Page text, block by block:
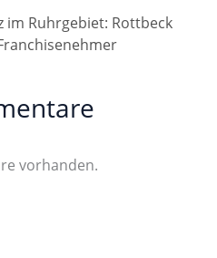
im Ruhrgebiet: Rottbeck
vorhanden.